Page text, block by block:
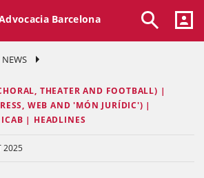
Barcelona
NEWS
THEATER AND FOOTBALL) |
WEB AND 'MÓN JURÍDIC') |
| HEADLINES
2025